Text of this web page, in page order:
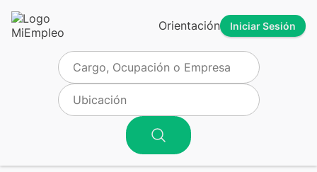
Orientación Iniciar Sesión